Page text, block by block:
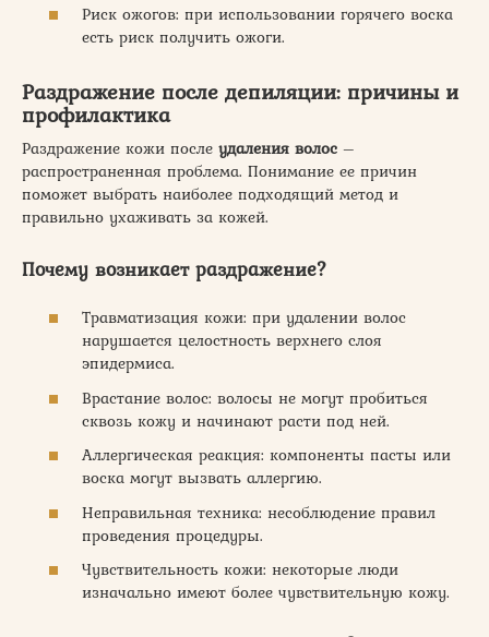
Риск ожогов: при использовании горячего воска
есть риск получить ожоги.
Раздражение после депиляции: причины и
профилактика
Раздражение кожи после удаления волос –
распространенная проблема. Понимание ее причин
поможет выбрать наиболее подходящий метод и
правильно ухаживать за кожей.
Почему возникает раздражение?
Травматизация кожи: при удалении волос
нарушается целостность верхнего слоя
эпидермиса.
Врастание волос: волосы не могут пробиться
сквозь кожу и начинают расти под ней.
Аллергическая реакция: компоненты пасты или
воска могут вызвать аллергию.
Неправильная техника: несоблюдение правил
проведения процедуры.
Чувствительность кожи: некоторые люди
изначально имеют более чувствительную кожу.